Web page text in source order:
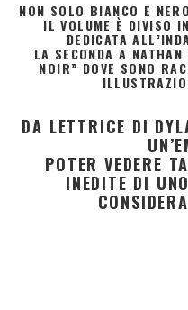
NON SOLO BIANCO E
IL VOLUME È DIVISO
DEDICATA
LA SECONDA A
NOIR” DOVE SONO
DA LETTRICE DI
POTER VEDERE
INEDITE DI